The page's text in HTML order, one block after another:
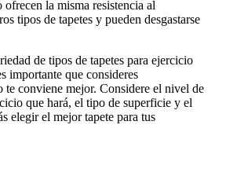
la misma resistencia al
tipos de tapetes y pueden desgastarse
de tipos de tapetes para ejercicio
importante que consideres
te conviene mejor. Considere el nivel de
que hará, el tipo de superficie y el
elegir el mejor tapete para tus